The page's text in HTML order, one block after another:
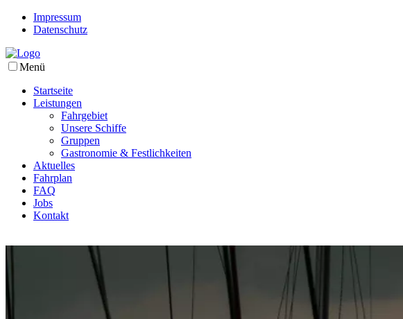
Impressum
Datenschutz
Menü
Startseite
Leistungen
Fahrgebiet
Unsere Schiffe
Gruppen
Gastronomie & Festlichkeiten
Aktuelles
Fahrplan
FAQ
Jobs
Kontakt